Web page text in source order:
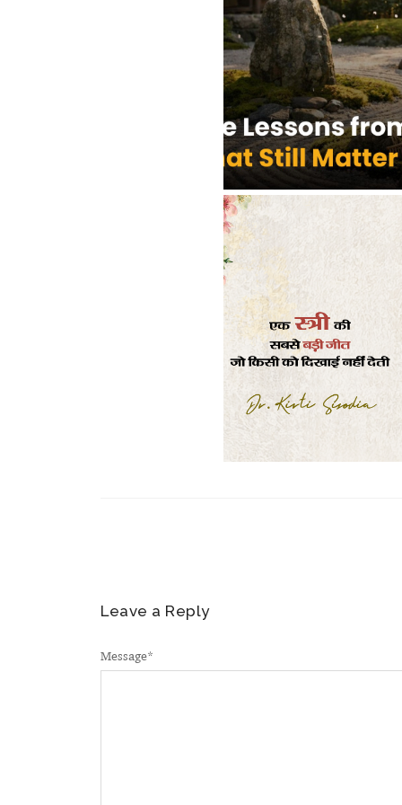
Leave a Reply
Message*